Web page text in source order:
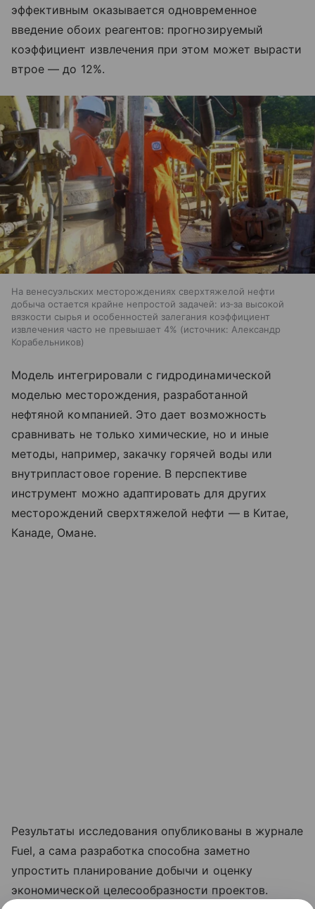
эффективным оказывается одновременное
введение обоих реагентов: прогнозируемый
коэффициент извлечения при этом может вырасти
втрое — до 12%.
На венесуэльских месторождениях сверхтяжелой нефти
добыча остается крайне непростой задачей: из‑за высокой
вязкости сырья и особенностей залегания коэффициент
извлечения часто не превышает 4%
источник: Александр
Корабельников
Модель интегрировали с гидродинамической
моделью месторождения, разработанной
нефтяной компанией. Это дает возможность
сравнивать не только химические, но и иные
методы, например, закачку горячей воды или
внутрипластовое горение. В перспективе
инструмент можно адаптировать для других
месторождений сверхтяжелой нефти — в Китае,
Канаде, Омане.
Результаты исследования опубликованы в журнале
Fuel, а сама разработка способна заметно
упростить планирование добычи и оценку
экономической целесообразности проектов.